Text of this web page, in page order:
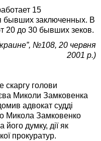
15
бывших заключенных. В
20 до 30 бывших зеков.
№108, 20 червня
2001 р.)
скаргу голови
Миколи Замковенка
адвокат судді
Микола Замковенко
думку, дії як
прокуратур.